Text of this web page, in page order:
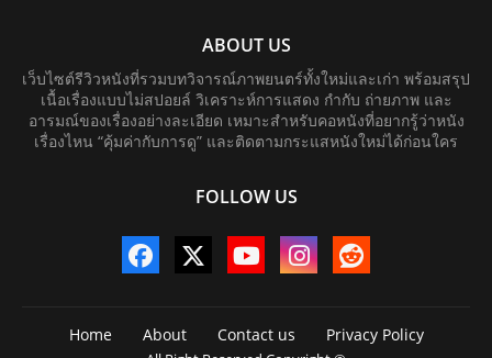
ABOUT US
เว็บไซต์รีวิวหนังที่รวมบทวิจารณ์ภาพยนตร์ทั้งใหม่และเก่า พร้อมสรุป
เนื้อเรื่องแบบไม่สปอยล์ วิเคราะห์การแสดง กำกับ ถ่ายภาพ และ
อารมณ์ของเรื่องอย่างละเอียด เหมาะสำหรับคอหนังที่อยากรู้ว่าหนัง
เรื่องไหน “คุ้มค่ากับการดู” และติดตามกระแสหนังใหม่ได้ก่อนใคร
FOLLOW US
Home About Contact us Privacy Policy